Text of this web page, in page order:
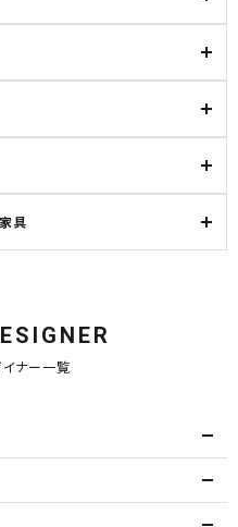
具
イナー一覧